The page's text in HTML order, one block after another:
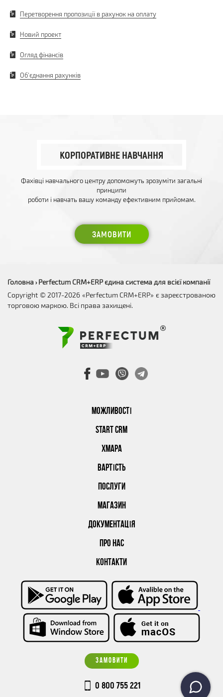
Перетворення пропозиції в рахунок на оплату
Новий проект
Огляд фінансів
Об'єднання рахунків
КОРПОРАТИВНЕ НАВЧАННЯ
Фахівці навчального центру допоможуть зрозуміти загальні
принципи
роботи і навчать вашу команду ефективним прийомам.
ЗАМОВИТИ
МОЖЛИВОСТІ
START CRM
ХМАРА
ВАРТІСТЬ
ПОСЛУГИ
МАГАЗИН
ДОКУМЕНТАЦІЯ
ПРО НАС
КОНТАКТИ
ЗАМОВИТИ
0 800 755 221
Головна › Perfectum CRM+ERP єдина система для всієї компанії
Copyright © 2017-2026 «Perfectum CRM+ERP» є зареєстрованою
торговою маркою. Всі права захищені.